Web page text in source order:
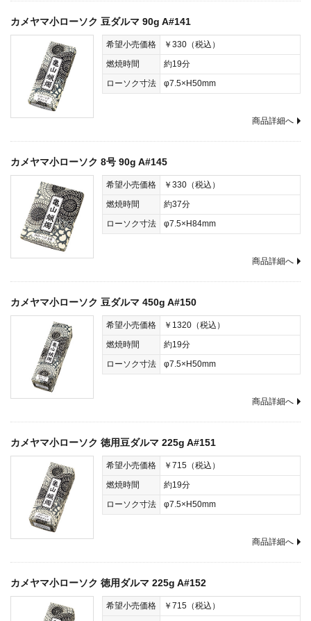
カメヤマ小ローソク 豆ダルマ 90g A#141
希望小売価格
￥330（税込）
燃焼時間
約19分
ローソク寸法
φ7.5×H50mm
商品詳細へ
カメヤマ小ローソク 8号 90g A#145
希望小売価格
￥330（税込）
燃焼時間
約37分
ローソク寸法
φ7.5×H84mm
商品詳細へ
カメヤマ小ローソク 豆ダルマ 450g A#150
希望小売価格
￥1320（税込）
燃焼時間
約19分
ローソク寸法
φ7.5×H50mm
商品詳細へ
カメヤマ小ローソク 徳用豆ダルマ 225g A#151
希望小売価格
￥715（税込）
燃焼時間
約19分
ローソク寸法
φ7.5×H50mm
商品詳細へ
カメヤマ小ローソク 徳用ダルマ 225g A#152
希望小売価格
￥715（税込）